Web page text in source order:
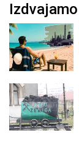
Izdvajamo